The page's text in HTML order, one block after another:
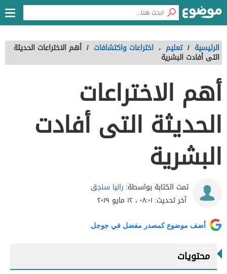
الرئيسية / تعليم ، اختراعات واكتشافات / أهم الاختراعات الحديثة
التى أفادت البشرية
أهم الاختراعات
الحديثة التى أفادت
البشرية
تمت الكتابة بواسطة: رانيا سنجق
آخر تحديث: ٠٨:٠١ ، ١٢ مايو ٢٠١٩
أضف موضوع كمصدر مفضل في جوجل
محتويات